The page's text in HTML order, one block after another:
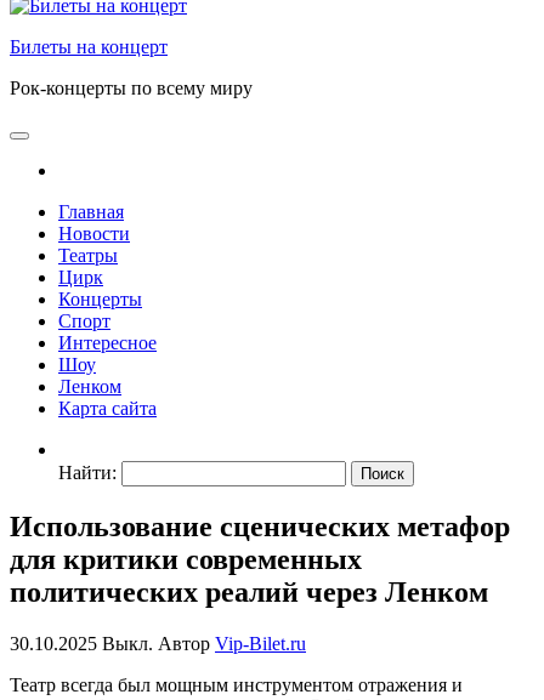
Билеты на концерт
Рок-концерты по всему миру
Главная
Новости
Театры
Цирк
Концерты
Спорт
Интересное
Шоу
Ленком
Карта сайта
Найти:
Использование сценических метафор
для критики современных
политических реалий через Ленком
30.10.2025 Выкл. Автор Vip-Bilet.ru
Театр всегда был мощным инструментом отражения и